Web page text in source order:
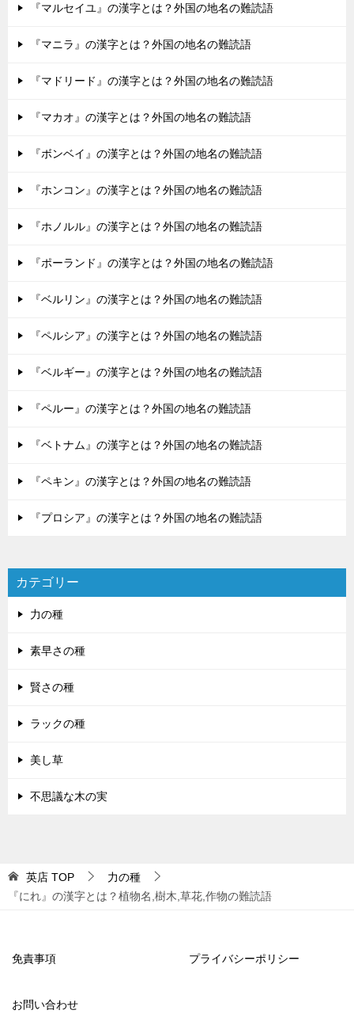
『マルセイユ』の漢字とは？外国の地名の難読語
『マニラ』の漢字とは？外国の地名の難読語
『マドリード』の漢字とは？外国の地名の難読語
『マカオ』の漢字とは？外国の地名の難読語
『ボンベイ』の漢字とは？外国の地名の難読語
『ホンコン』の漢字とは？外国の地名の難読語
『ホノルル』の漢字とは？外国の地名の難読語
『ポーランド』の漢字とは？外国の地名の難読語
『ベルリン』の漢字とは？外国の地名の難読語
『ペルシア』の漢字とは？外国の地名の難読語
『ベルギー』の漢字とは？外国の地名の難読語
『ペルー』の漢字とは？外国の地名の難読語
『ベトナム』の漢字とは？外国の地名の難読語
『ペキン』の漢字とは？外国の地名の難読語
『プロシア』の漢字とは？外国の地名の難読語
カテゴリー
力の種
素早さの種
賢さの種
ラックの種
美し草
不思議な木の実
英店 TOP
力の種
『にれ』の漢字とは？植物名,樹木,草花,作物の難読語
免責事項 プライバシーポリシー
お問い合わせ